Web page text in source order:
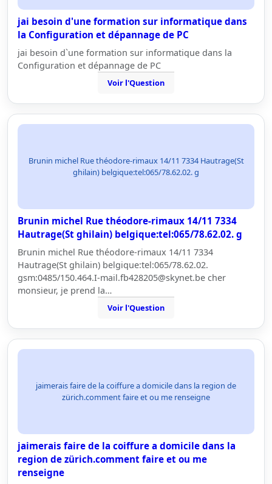
jai besoin d'une formation sur informatique dans
la Configuration et dépannage de PC
jai besoin d`une formation sur informatique dans la
Configuration et dépannage de PC
Voir l'Question
Brunin michel Rue théodore-rimaux 14/11 7334 Hautrage(St
ghilain) belgique:tel:065/78.62.02. g
Brunin michel Rue théodore-rimaux 14/11 7334
Hautrage(St ghilain) belgique:tel:065/78.62.02. g
Brunin michel Rue théodore-rimaux 14/11 7334
Hautrage(St ghilain) belgique:tel:065/78.62.02.
gsm:0485/150.464.I-mail.fb428205@skynet.be cher
monsieur, je prend la…
Voir l'Question
jaimerais faire de la coiffure a domicile dans la region de
zürich.comment faire et ou me renseigne
jaimerais faire de la coiffure a domicile dans la
region de zürich.comment faire et ou me
renseigne